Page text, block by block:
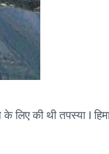
के लिए की थी तपस्या I